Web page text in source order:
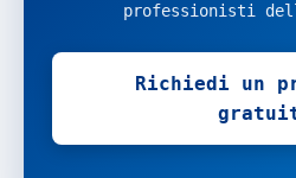
professionisti
Richiedi un